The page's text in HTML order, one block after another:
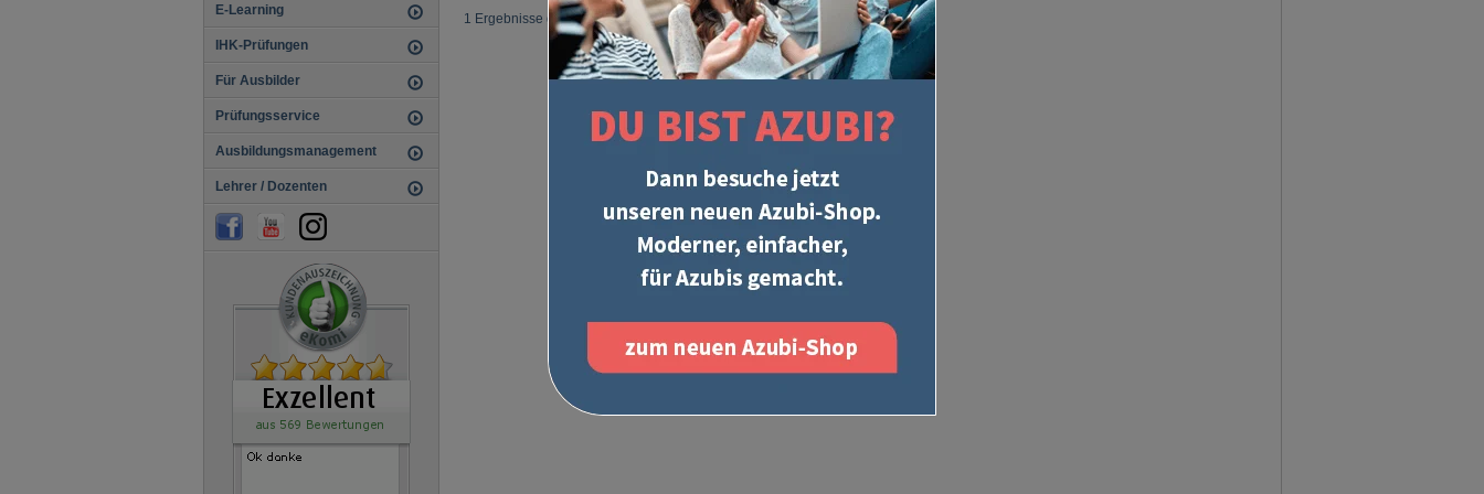
E-Learning
IHK-Prüfungen
Für Ausbilder
Prüfungsservice
Ausbildungsmanagement
Lehrer / Dozenten
1 Ergebnisse gefunden